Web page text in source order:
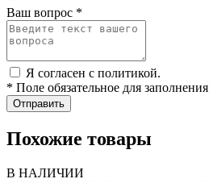
Ваш вопрос *
Я согласен с политикой.
* Поле обязательное для заполнения
Отправить
Похожие товары
В НАЛИЧИИ